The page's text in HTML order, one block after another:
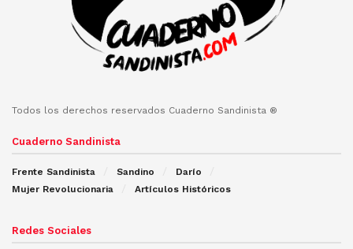
Todos los derechos reservados Cuaderno Sandinista ®
Cuaderno Sandinista
Frente Sandinista Sandino
Darío
Mujer Revolucionaria
Artículos Históricos
Redes Sociales